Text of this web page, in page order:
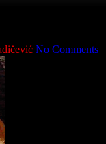
No Comments